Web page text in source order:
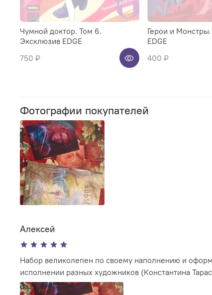
Чумной доктор. Том 6.
Эксклюзив EDGE
750 ₽
Герои и
EDGE
400 ₽
Фотографии покупателей
Алексей
Набор великолепен по своему наполнению и оформлению. А Уля как всегда очаровательна и
исполнении разных художников (Константина